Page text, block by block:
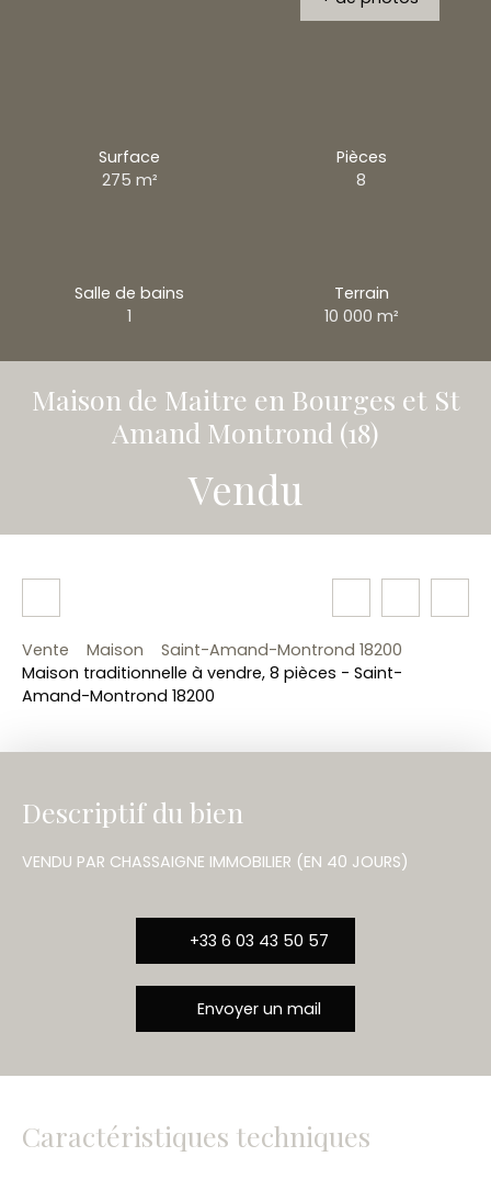
Surface
275 m²
Pièces
8
Salle de bains
1
Terrain
10 000 m²
Maison de Maitre en Bourges et St
Amand Montrond (18)
Vendu
Vente Maison
Saint-Amand-Montrond 18200
Maison traditionnelle à vendre, 8 pièces - Saint-
Amand-Montrond 18200
Descriptif du bien
VENDU PAR CHASSAIGNE IMMOBILIER (EN 40 JOURS)
+33 6 03 43 50 57
Envoyer un mail
Caractéristiques techniques